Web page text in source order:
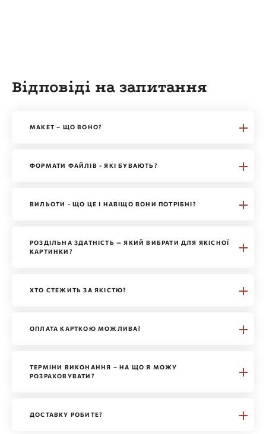
Відповіді на запитання
МАКЕТ – ЩО ВОНО?
ФОРМАТИ ФАЙЛІВ - ЯКІ БУВАЮТЬ?
ВИЛЬОТИ - ЩО ЦЕ І НАВІЩО ВОНИ ПОТРІБНІ?
РОЗДІЛЬНА ЗДАТНІСТЬ — ЯКИЙ ВИБРАТИ ДЛЯ ЯКІСНОЇ
КАРТИНКИ?
ХТО СТЕЖИТЬ ЗА ЯКІСТЮ?
ОПЛАТА КАРТКОЮ МОЖЛИВА?
ТЕРМІНИ ВИКОНАННЯ – НА ЩО Я МОЖУ
РОЗРАХОВУВАТИ?
ДОСТАВКУ РОБИТЕ?